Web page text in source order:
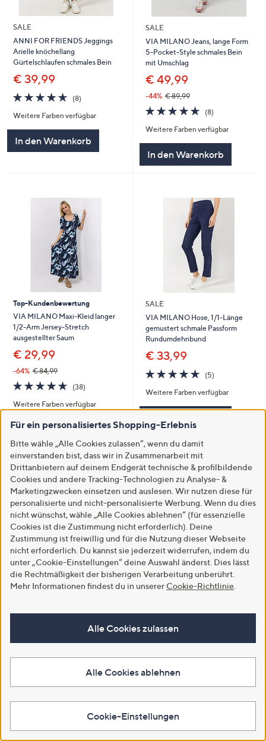
SALE
ANNI FOR FRIENDS Jeggings
Arielle knöchellang
Gürtelschlaufen schmales Bein
€ 39,99
4.6
von
5
(8)8
Weitere Farben verfügbar
In den Warenkorb
SALE
VIA MILANO Jeans, lange Form
5-Pocket-Style schmales Bein
mit Umschlag
€ 49,99
-44% € 89,99
4.6
von
5
(8)8
Weitere Farben verfügbar
In den Warenkorb
Top-Kundenbewertung
VIA MILANO Maxi-Kleid langer
1/2-Arm Jersey-Stretch
ausgestellter Saum
€ 29,99
-64% € 84,99
4.6
von
5
(38)38
Weitere Farben verfügbar
In den Warenkorb
SALE
VIA MILANO Hose, 1/1-Länge
gemustert schmale Passform
Rundumdehnbund
€ 33,99
4.6
von
5
(5)5
Weitere Farben verfügbar
Top-Kundenbewertung
VIA MILANO Hose, 1/1-Länge
Bootcut-Schnitt
4.6
von
12
Bewertungen
Top-Kundenbewertung
VIA MILANO Longbluse, 1/1-
Ausschnitt leger weit
€ 59,99
4.6
von
16
Bewertungen
Für ein personalisiertes Shopping-Erlebnis
Bitte wähle „Alle Cookies zulassen“, wenn du damit
einverstanden bist, dass wir in Zusammenarbeit mit
Drittanbietern auf deinem Endgerät technische & profilbildende
Cookies und andere Tracking-Technologien zu Analyse- &
Marketingzwecken einsetzen und auslesen. Wir nutzen diese für
personalisierte und nicht-personalisierte Werbung. Wenn du dies
nicht wünschst, wähle „Alle Cookies ablehnen“ (für essenzielle
Cookies ist die Zustimmung nicht erforderlich). Deine
Zustimmung ist freiwillig und für die Nutzung dieser Webseite
nicht erforderlich. Du kannst sie jederzeit widerrufen, indem du
unter „Cookie-Einstellungen“ deine Auswahl änderst. Dies lässt
die Rechtmäßigkeit der bisherigen Verarbeitung unberührt.
Mehr Informationen findest du in unserer Cookie-Richtlinie
Alle Cookies zulassen
Alle Cookies ablehnen
Cookie-Einstellungen